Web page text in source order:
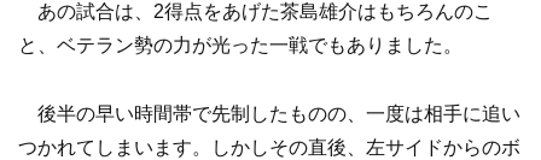
あの試合は、2得点をあげた茶島雄介はもちろんのこ
と、ベテラン勢の力が光った一戦でもありました。
後半の早い時間帯で先制したものの、一度は相手に追い
つかれてしまいます。しかしその直後、左サイドからのボ